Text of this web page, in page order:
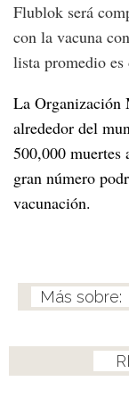
Flublok será
con la vacuna
lista promedio es
La Organización
alrededor del
500,000 muertes
gran número
vacunación.